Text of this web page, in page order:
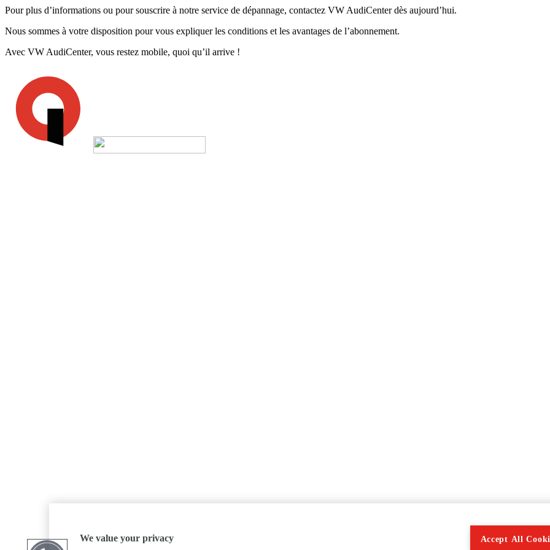
Pour plus d’informations ou pour souscrire à notre service de dépannage, contactez VW AudiCenter dès aujourd’hui.
Nous sommes à votre disposition pour vous expliquer les conditions et les avantages de l’abonnement.
Avec VW AudiCenter, vous restez mobile, quoi qu’il arrive !
We value your privacy Accept All